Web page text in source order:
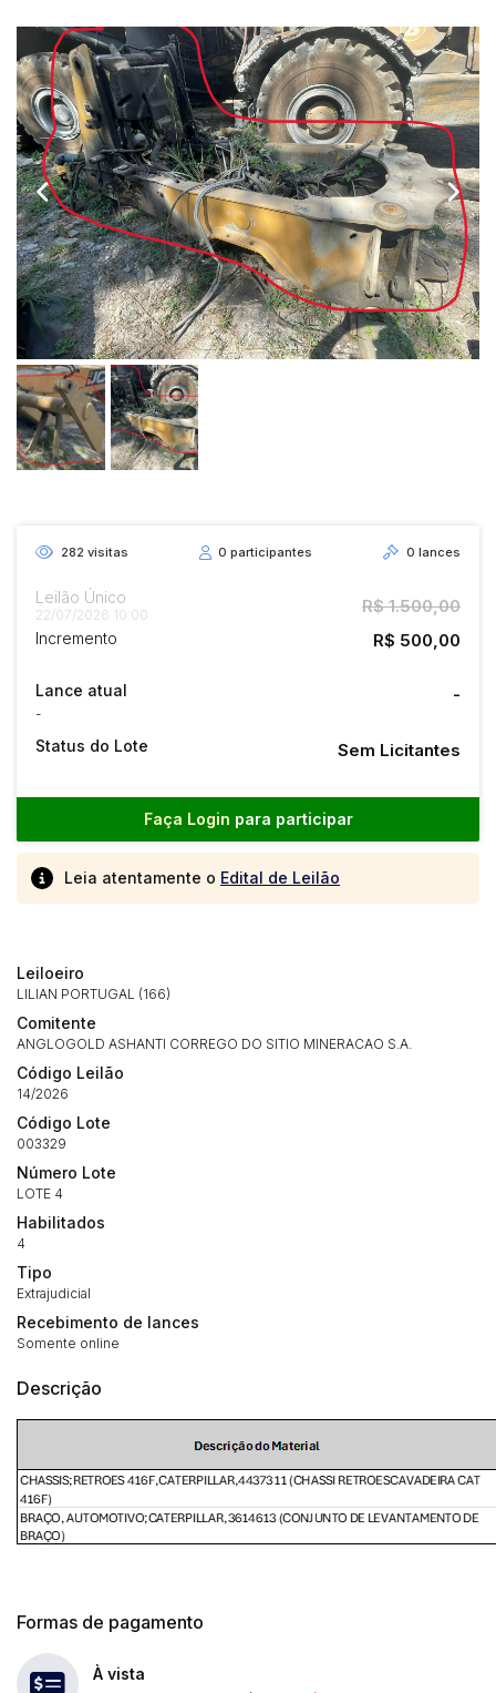
282 visitas 0participantes 0 lances
Leilão Único
22/07/2026 10:00 R$ 1.500,00
Incremento R$ 500,00
Lance atual
-
-
Status do Lote Sem Licitantes
Faça Login para participar
Leia atentamente o Edital de Leilão
Leiloeiro
LILIAN PORTUGAL (166)
Comitente
ANGLOGOLD ASHANTI CORREGO DO SITIO MINERACAO S.A.
Código Leilão
14/2026
Código Lote
003329
Número Lote
LOTE 4
Habilitados
4
Tipo
Extrajudicial
Recebimento de lances
Somente online
Descrição
Formas de pagamento
À vista
(Art. 895, CPC)
Histórico de Propostas
Data Usuário Valor
14/04/2025 18:43:11
Clique aqui para fazer login
Habilite-se para efetuar lances ou
propostas